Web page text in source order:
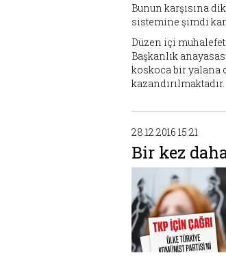
Bunun karşısına
sistemine şimdi
Düzen içi
Başkanlık
koskoca bir yalana
kazandırılmaktadır.
28.12.2016 15:21
Bir kez